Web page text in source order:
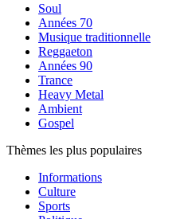
Soul
Années 70
Musique traditionnelle
Reggaeton
Années 90
Trance
Heavy Metal
Ambient
Gospel
Thèmes les plus populaires
Informations
Culture
Sports